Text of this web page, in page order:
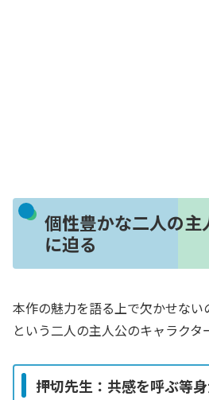
個性豊かな二人の主
に迫る
本作の魅力を語る上で欠かせな
という二人の主人公のキャラクタ
押切先生：共感を呼ぶ等